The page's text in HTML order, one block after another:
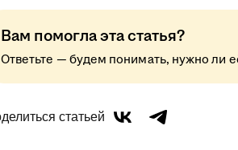
Вам помогла эта статья?
Ответьте — будем понимать, нужно ли
статьей